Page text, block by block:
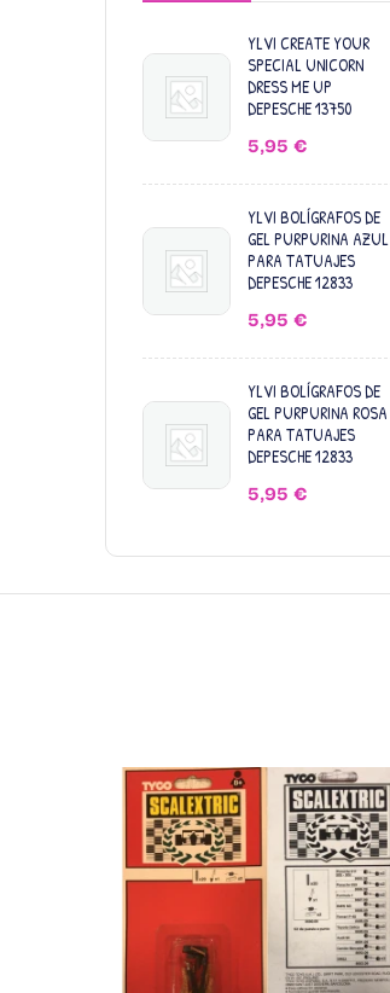
YLVI CREATE YOUR
SPECIAL UNICORN
DRESS ME UP
DEPESCHE 13750
5,95 €
YLVI BOLÍGRAFOS DE
GEL PURPURINA AZUL
PARA TATUAJES
DEPESCHE 12833
5,95 €
YLVI BOLÍGRAFOS DE
GEL PURPURINA ROSA
PARA TATUAJES
DEPESCHE 12833
5,95 €